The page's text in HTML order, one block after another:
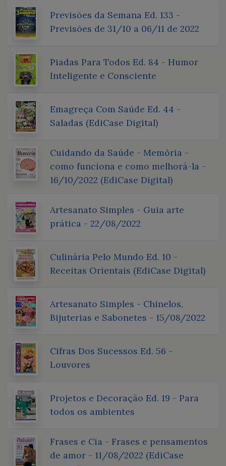
Previsões da Semana Ed. 133 -
Previsões de 31/10 a 06/11 de 2022
Piadas Para Todos Ed. 84 - Humor
Inteligente e Consciente
Emagreça Com Saúde Ed. 44 -
Saladas (EdiCase Digital)
Cuidando da Saúde - Memória -
como funciona e como melhorá-la -
16/10/2022 (EdiCase Digital)
Artesanato Simples - Guia arte
prática - 22/08/2022
Culinária Pelo Mundo Ed. 10 -
Receitas Orientais (EdiCase Digital)
Artesanato Simples - Chinelos,
Bijuterias e Sabonetes - 15/08/2022
Cifras Dos Sucessos Ed. 56 -
Louvores
Projetos e Decoração Ed. 19 - Para
todos os ambientes
Frases e Cia - Frases e pensamentos
de amor - 11/08/2022 (EdiCase